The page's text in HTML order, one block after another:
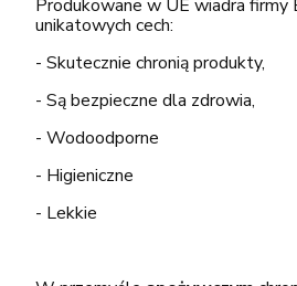
Produkowane w UE wiadra firmy
unikatowych cech:
- Skutecznie chronią produkty,
- Są bezpieczne dla zdrowia,
- Wodoodporne
- Higieniczne
- Lekkie